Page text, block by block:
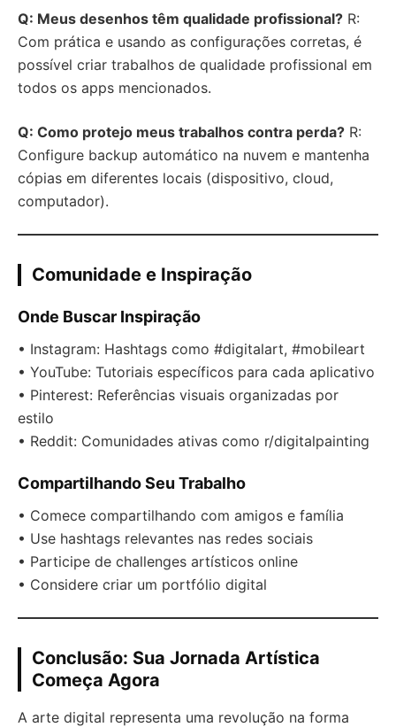
Q: Meus desenhos têm qualidade profissional? R:
Com prática e usando as configurações corretas, é
possível criar trabalhos de qualidade profissional em
todos os apps mencionados.
Q: Como protejo meus trabalhos contra perda? R:
Configure backup automático na nuvem e mantenha
cópias em diferentes locais (dispositivo, cloud,
computador).
Comunidade e Inspiração
Onde Buscar Inspiração
• Instagram: Hashtags como #digitalart, #mobileart
• YouTube: Tutoriais específicos para cada aplicativo
• Pinterest: Referências visuais organizadas por
estilo
• Reddit: Comunidades ativas como r/digitalpainting
Compartilhando Seu Trabalho
• Comece compartilhando com amigos e família
• Use hashtags relevantes nas redes sociais
• Participe de challenges artísticos online
• Considere criar um portfólio digital
Conclusão: Sua Jornada Artística
Começa Agora
A arte digital representa uma revolução na forma